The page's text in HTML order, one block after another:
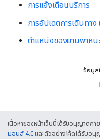
การแจ้งเตือนบริการ
การอัปเดตการเดินท
ตำแหน่งของยานพาหนะ
ข้อมูล
เนื้อหาของหน้าเว็บนี้ได้รับอนุญาตภาย
มอนส์ 4.0 และตัวอย่างโค้ดได้รับอนุ